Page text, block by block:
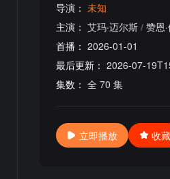
导演： 未知
主演： 艾玛·迈尔斯 / 赞恩
首播： 2026-01-01
最后更新： 2026-07-
集数： 全 70 集
立即播放 收藏